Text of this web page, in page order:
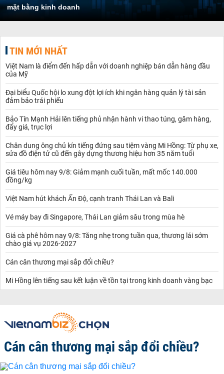
mặt bằng kinh doanh
TIN MỚI NHẤT
Việt Nam là điểm đến hấp dẫn với doanh nghiệp bán dẫn hàng đầu
của Mỹ
Đại biểu Quốc hội lo xung đột lợi ích khi ngân hàng quản lý tài sản
đảm bảo trái phiếu
Bảo Tín Mạnh Hải lên tiếng phủ nhận hành vi thao túng, găm hàng,
đẩy giá, trục lợi
Chân dung ông chủ kín tiếng đứng sau tiệm vàng Mi Hồng: Từ phụ xe,
sửa đồ điện tử cũ đến gây dựng thương hiệu hơn 35 năm tuổi
Giá tiêu hôm nay 9/8: Giảm mạnh cuối tuần, mất mốc 140.000
đồng/kg
Việt Nam hút khách Ấn Độ, cạnh tranh Thái Lan và Bali
Vé máy bay đi Singapore, Thái Lan giảm sâu trong mùa hè
Giá cà phê hôm nay 9/8: Tăng nhẹ trong tuần qua, thương lái sớm
chào giá vụ 2026-2027
Cán cân thương mại sắp đổi chiều?
Mi Hồng lên tiếng sau kết luận về tồn tại trong kinh doanh vàng bạc
Cán cân thương mại sắp đổi chiều?